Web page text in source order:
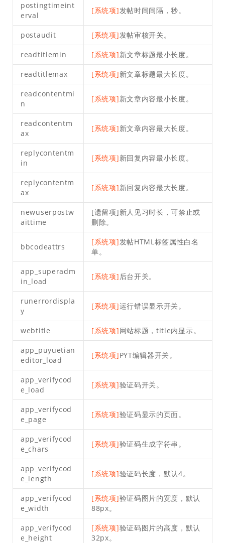
postingtimeint
erval
[系统项]发帖时间间隔，秒。
postaudit [系统项]发帖审核开关。
readtitlemin [系统项]新文章标题最小长度。
readtitlemax [系统项]新文章标题最大长度。
readcontentmi
n
[系统项]新文章内容最小长度。
readcontentm
ax
[系统项]新文章内容最大长度。
replycontentm
in
[系统项]新回复内容最小长度。
replycontentm
ax
[系统项]新回复内容最大长度。
newuserpostw
aittime
[遗留项]新人见习时长，可禁止或
删除。
bbcodeattrs
[系统项]发帖HTML标签属性白名
单。
app_superadm
in_load
[系统项]后台开关。
runerrordispla
y
[系统项]运行错误显示开关。
webtitle [系统项]网站标题，title内显示。
app_puyuetian
editor_load
[系统项]PYT编辑器开关。
app_verifycod
e_load
[系统项]验证码开关。
app_verifycod
e_page
[系统项]验证码显示的页面。
app_verifycod
e_chars
[系统项]验证码生成字符串。
app_verifycod
e_length
[系统项]验证码长度，默认4。
app_verifycod
e_width
[系统项]验证码图片的宽度，默认
88px。
app_verifycod
e_height
[系统项]验证码图片的高度，默认
32px。